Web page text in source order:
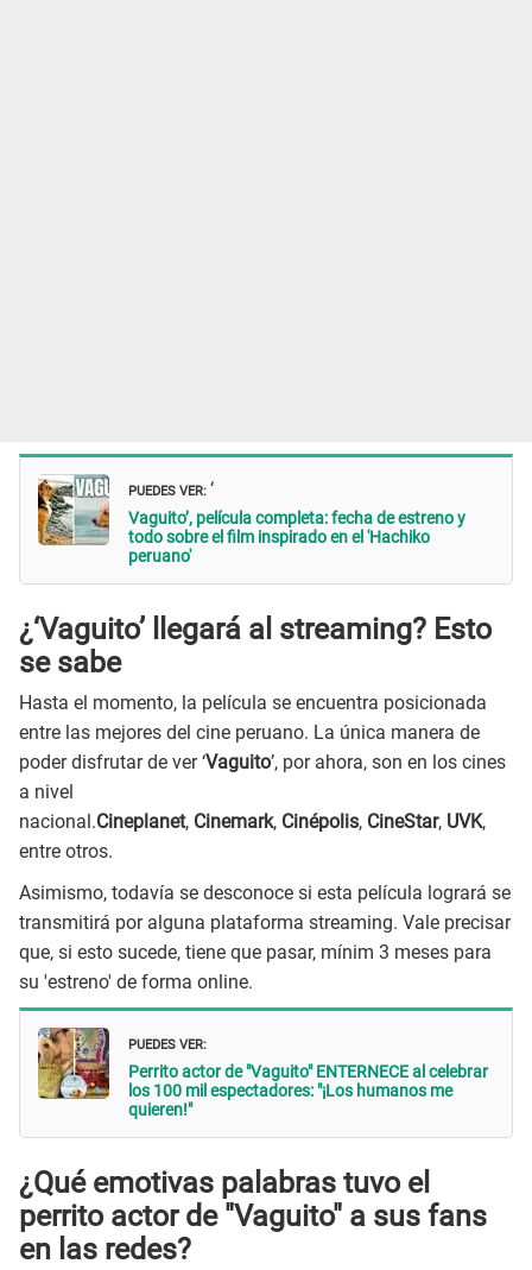
PUEDES VER:‘
Vaguito’, película completa: fecha de estreno y
todo sobre el film inspirado en el 'Hachiko
peruano'
¿‘Vaguito’ llegará al streaming? Esto
se sabe
Hasta el momento, la película se encuentra posicionada
entre las mejores del cine peruano. La única manera de
poder disfrutar de ver ‘Vaguito’, por ahora, son en los cines
a nivel
nacional.Cineplanet, Cinemark, Cinépolis, CineStar, UVK,
entre otros.
Asimismo, todavía se desconoce si esta película logrará se
transmitirá por alguna plataforma streaming. Vale precisar
que, si esto sucede, tiene que pasar, mínim 3 meses para
su 'estreno' de forma online.
PUEDES VER:
Perrito actor de "Vaguito" ENTERNECE al celebrar
los 100 mil espectadores: "¡Los humanos me
quieren!"
¿Qué emotivas palabras tuvo el
perrito actor de "Vaguito" a sus fans
en las redes?